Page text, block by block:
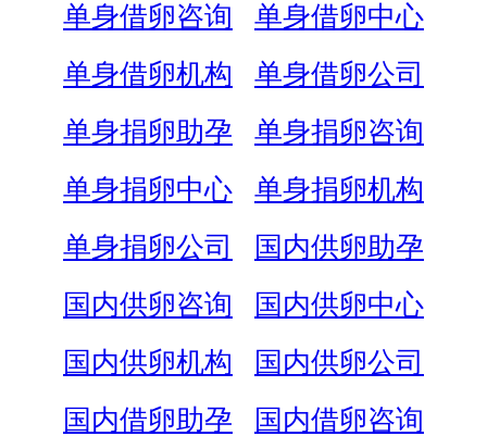
单身借卵咨询
单身借卵中心
单身借卵机构
单身借卵公司
单身捐卵助孕
单身捐卵咨询
单身捐卵中心
单身捐卵机构
单身捐卵公司
国内供卵助孕
国内供卵咨询
国内供卵中心
国内供卵机构
国内供卵公司
国内借卵助孕
国内借卵咨询